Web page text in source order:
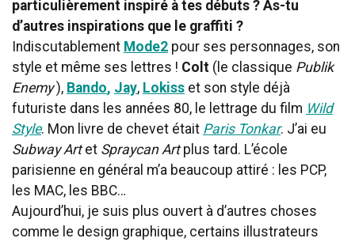
particulièrement inspiré à tes débuts ? As-tu
d’autres inspirations que le graffiti ?
Indiscutablement Mode2 pour ses personnages, son
style et même ses lettres ! Colt (le classique Publik
Enemy), Bando, Jay, Lokiss et son style déjà
futuriste dans les années 80, le lettrage du film Wild
Style. Mon livre de chevet était Paris Tonkar. J’ai eu
Subway Artet Spraycan Artplus tard. L’école
parisienne en général m’a beaucoup attiré : les PCP,
les MAC, les BBC…
Aujourd’hui, je suis plus ouvert à d’autres choses
comme le design graphique, certains illustrateurs